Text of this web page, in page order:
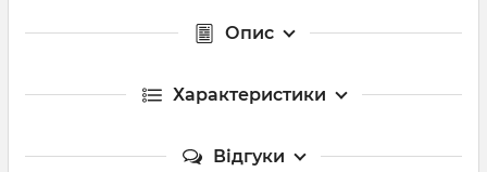
Опис
Характеристики
Відгуки